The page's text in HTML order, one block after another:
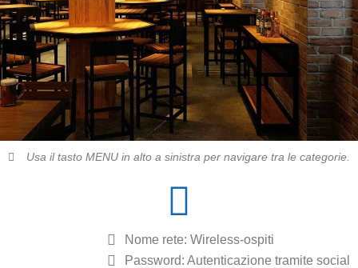
Usa il tasto MENU in alto a sinistra per navigare tra le categorie.
Nome rete: Wireless-ospiti
Password: Autenticazione tramite social